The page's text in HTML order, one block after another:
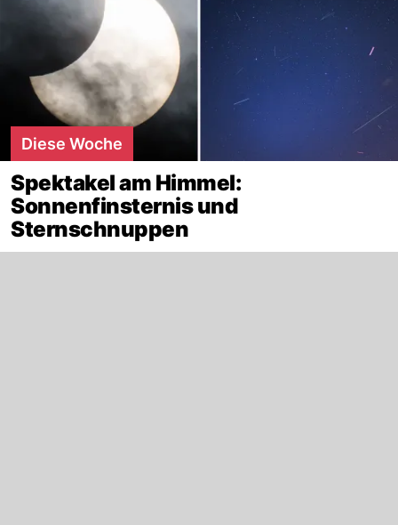
Diese Woche
Spektakel am Himmel:
Sonnenfinsternis und
Sternschnuppen